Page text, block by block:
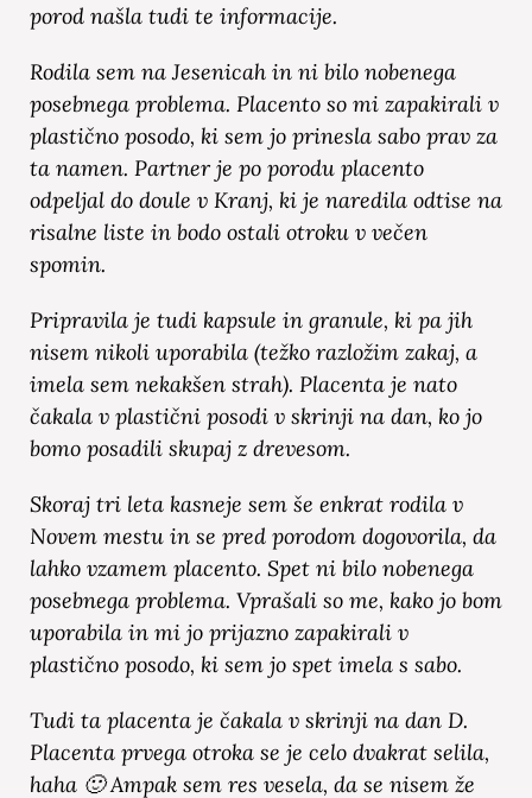
porod našla tudi te informacije.
Rodila sem na Jesenicah in ni bilo nobenega
posebnega problema. Placento so mi zapakirali v
plastično posodo, ki sem jo prinesla sabo prav za
ta namen. Partner je po porodu placento
odpeljal do doule v Kranj, ki je naredila odtise na
risalne liste in bodo ostali otroku v večen
spomin.
Pripravila je tudi kapsule in granule, ki pa jih
nisem nikoli uporabila (težko razložim zakaj, a
imela sem nekakšen strah). Placenta je nato
čakala v plastični posodi v skrinji na dan, ko jo
bomo posadili skupaj z drevesom.
Skoraj tri leta kasneje sem še enkrat rodila v
Novem mestu in se pred porodom dogovorila, da
lahko vzamem placento. Spet ni bilo nobenega
posebnega problema. Vprašali so me, kako jo bom
uporabila in mi jo prijazno zapakirali v
plastično posodo, ki sem jo spet imela s sabo.
Tudi ta placenta je čakala v skrinji na dan D.
Placenta prvega otroka se je celo dvakrat selila,
haha 🙂 Ampak sem res vesela, da se nisem že